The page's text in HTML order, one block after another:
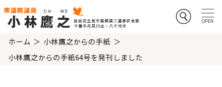
ホーム
小林鷹之からの手紙
小林鷹之からの手紙64号を発刊しました